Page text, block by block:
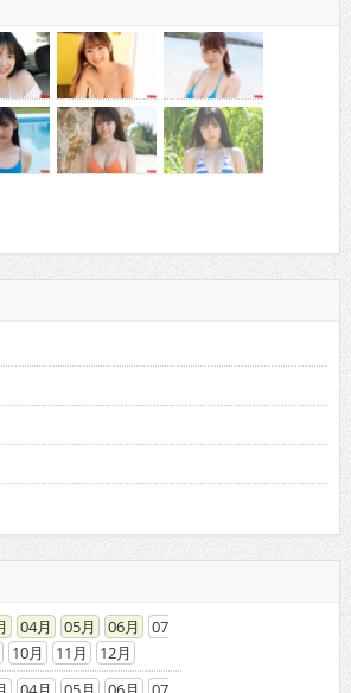
04 05 06
07
10 11
12